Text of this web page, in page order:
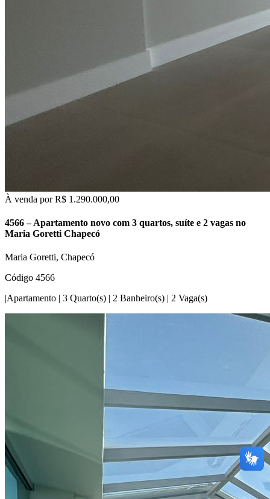
À venda porR$ 1.290.000,00
4566 – Apartamento novo com 3 quartos, suíte e 2 vagas no
Maria Goretti Chapecó
Maria Goretti, Chapecó
Código 4566
Apartamento 3 Quarto(s) 2 Banheiro(s) 2 Vaga(s)